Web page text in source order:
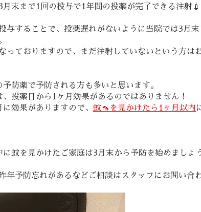
月末まで1回の投与で1年間の投薬が完了できる注射
与することで、投薬遅れがないように当院では3月
っておりますので、まだ注射していないという方は
防薬で予防される方も多いと思います。
投薬日から1ヶ月効果があるのではありません！
効果がありますので、 蚊🦟を見かけたら1ヶ月以内
に蚊を見かけたご家庭は3月末から予防を始めましょ
年予防忘れがあるなどご相談はスタッフにお問い合